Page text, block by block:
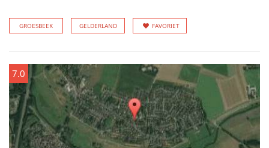
GROESBEEK GELDERLAND FAVORIET
7.0